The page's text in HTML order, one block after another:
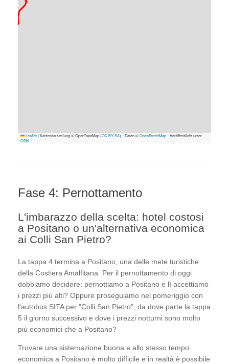
Leaflet |Kartendarstellung © OpenTopoMap (CC-BY-SA) - Daten ©OpenStreetMap- Veröffentlicht unter
ODbL
Fase 4: Pernottamento
L'imbarazzo della scelta: hotel costosi
a Positano o un'alternativa economica
ai Colli San Pietro?
La tappa 4 termina a Positano, una delle mete turistiche
della Costiera Amalfitana. Per il pernottamento di oggi
dobbiamo decidere: pernottiamo a Positano e lì accettiamo
i prezzi più alti? Oppure proseguiamo nel pomeriggio con
l'autobus SITA per "Colli San Pietro", da dove parte la tappa
5 il giorno successivo e dove i prezzi notturni sono molto
più economici che a Positano?
Trovare una sistemazione buona e allo stesso tempo
economica a Positano è molto difficile e in realtà è possibile